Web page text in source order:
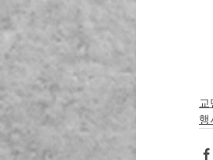
교
행